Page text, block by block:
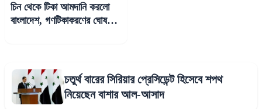
চিন থেকে টিকা আমদানি করলো
বাংলাদেশ, গণটিকাকরণের ঘোষণা
চতুর্থ বারের সিরিয়ার প্রেসিডেন্ট হিসেবে শপথ
নিয়েছেন বাশার আল-আসাদ